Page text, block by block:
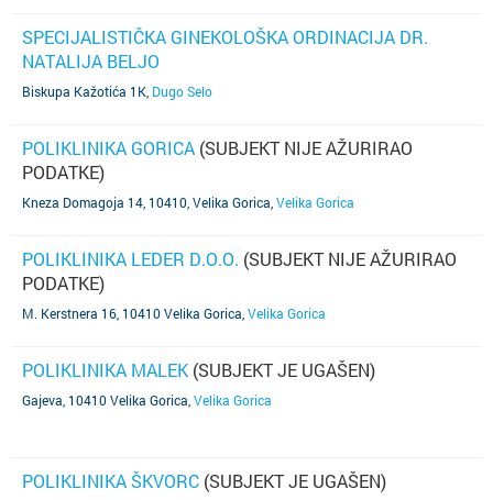
SPECIJALISTIČKA GINEKOLOŠKA ORDINACIJA DR.
NATALIJA BELJO
Biskupa Kažotića 1K Dugo Selo
POLIKLINIKA GORICA (SUBJEKT NIJE AŽURIRAO
PODATKE)
Kneza Domagoja 14, 10410, Velika Gorica Velika Gorica
POLIKLINIKA LEDER D.O.O. (SUBJEKT NIJE AŽURIRAO
PODATKE)
M. Kerstnera 16, 10410 Velika Gorica Velika Gorica
POLIKLINIKA MALEK (SUBJEKT JE UGAŠEN)
Gajeva, 10410 Velika Gorica Velika Gorica
POLIKLINIKA ŠKVORC (SUBJEKT JE UGAŠEN)